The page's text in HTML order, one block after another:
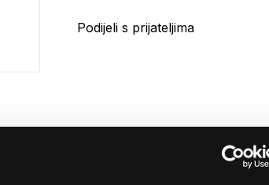
Podijeli s prijateljima